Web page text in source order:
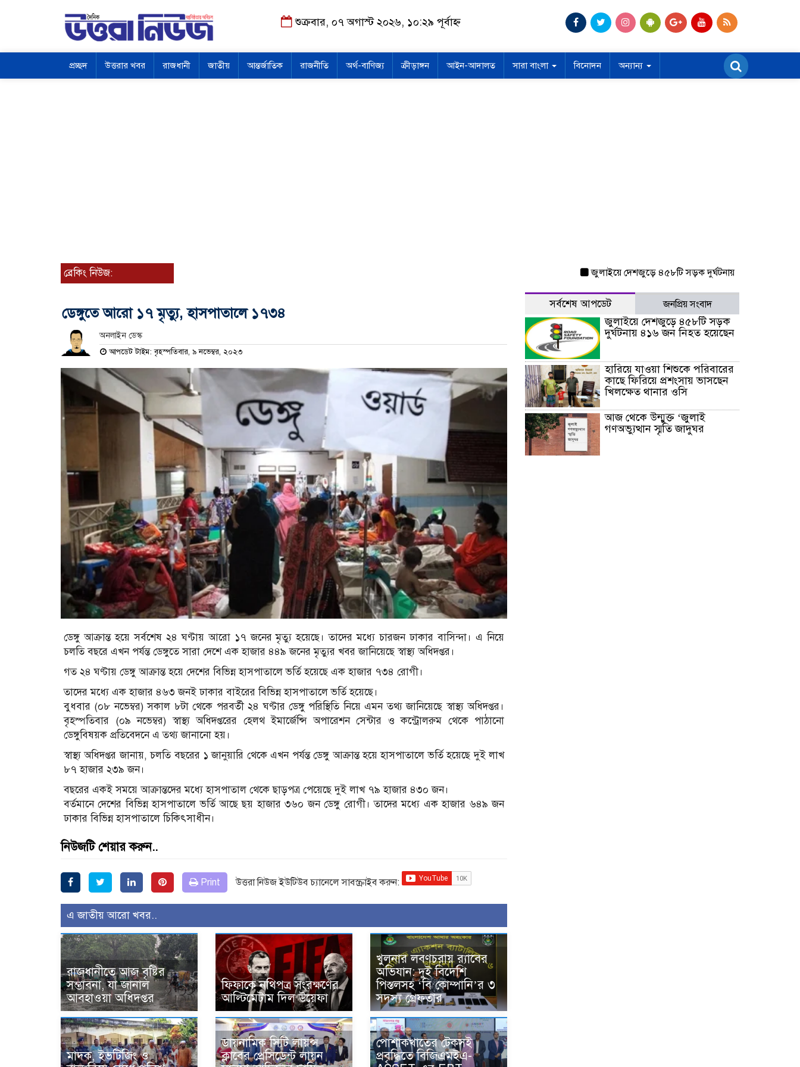
শুক্রবার, ০৭ অগাস্ট ২০২৬, ১০:২৯ পূর্বাহ্ন
প্রচ্ছদ উত্তরার খবর রাজধানী জাতীয় আন্তর্জাতিক রাজনীতি অর্থ-বাণিজ্য ক্রীড়াঙ্গন আইন-আদালত সারা বাংলা বিনোদন অন্যান্য
ব্রেকিং নিউজ: জুলাইয়ে দেশজুড়ে ৪৫৮টি সড়ক দুর্ঘটনায় ৪১৬ জন নিহত হয়েছেন
ডেঙ্গুতে আরো ১৭ মৃত্যু, হাসপাতালে ১৭৩৪
অনলাইন ডেস্ক
আপডেট টাইম: বৃহস্পতিবার, ৯ নভেম্বর, ২০২৩
ডেঙ্গু আক্রান্ত হয়ে সর্বশেষ ২৪ ঘণ্টায় আরো ১৭ জনের মৃত্যু হয়েছে। তাদের মধ্যে চারজন ঢাকার বাসিন্দা। এ নিয়ে
চলতি বছরে এখন পর্যন্ত ডেঙ্গুতে সারা দেশে এক হাজার ৪৪৯ জনের মৃত্যুর খবর জানিয়েছে স্বাস্থ্য অধিদপ্তর।
গত ২৪ ঘণ্টায় ডেঙ্গু আক্রান্ত হয়ে দেশের বিভিন্ন হাসপাতালে ভর্তি হয়েছে এক হাজার ৭৩৪ রোগী।
তাদের মধ্যে এক হাজার ৪৬৩ জনই ঢাকার বাইরের বিভিন্ন হাসপাতালে ভর্তি হয়েছে।
বুধবার (০৮ নভেম্বর) সকাল ৮টা থেকে পরবর্তী ২৪ ঘণ্টার ডেঙ্গু পরিস্থিতি নিয়ে এমন তথ্য জানিয়েছে স্বাস্থ্য অধিদপ্তর।
বৃহস্পতিবার (০৯ নভেম্বর) স্বাস্থ্য অধিদপ্তরের হেলথ ইমার্জেন্সি অপারেশন সেন্টার ও কন্ট্রোলরুম থেকে পাঠানো
ডেঙ্গুবিষয়ক প্রতিবেদনে এ তথ্য জানানো হয়।
স্বাস্থ্য অধিদপ্তর জানায়, চলতি বছরের ১ জানুয়ারি থেকে এখন পর্যন্ত ডেঙ্গু আক্রান্ত হয়ে হাসপাতালে ভর্তি হয়েছে দুই লাখ
৮৭ হাজার ২৩৯ জন।
বছরের একই সময়ে আক্রান্তদের মধ্যে হাসপাতাল থেকে ছাড়পত্র পেয়েছে দুই লাখ ৭৯ হাজার ৪৩০ জন।
বর্তমানে দেশের বিভিন্ন হাসপাতালে ভর্তি আছে ছয় হাজার ৩৬০ জন ডেঙ্গু রোগী। তাদের মধ্যে এক হাজার ৬৪৯ জন
ঢাকার বিভিন্ন হাসপাতালে চিকিৎসাধীন।
নিউজটি শেয়ার করুন..
Print উত্তরা নিউজ ইউটিউব চ্যানেলে সাবস্ক্রাইব করুন:
এ জাতীয় আরো খবর..
রাজধানীতে আজ বৃষ্টির
সম্ভাবনা, যা জানাল
আবহাওয়া অধিদপ্তর
ফিফাকে নথিপত্র সংরক্ষণের
আল্টিমেটাম দিল উয়েফা
খুলনার লবণচরায় র‍্যাবের
অভিযান: দুই বিদেশি
পিস্তলসহ ‘বি কোম্পানি’র ৩
সদস্য গ্রেফতার
মাদক, ইভটিজিং ও
ডায়নামিক সিটি লায়ন্স
ক্লাবের প্রেসিডেন্ট লায়ন
পোশাকখাতের টেকসই
প্রবৃদ্ধিতে বিজিএমইএ-
সর্বশেষ আপডেট জনপ্রিয় সংবাদ
জুলাইয়ে দেশজুড়ে ৪৫৮টি সড়ক
দুর্ঘটনায় ৪১৬ জন নিহত হয়েছেন
হারিয়ে যাওয়া শিশুকে পরিবারের
কাছে ফিরিয়ে প্রশংসায় ভাসছেন
খিলক্ষেত থানার ওসি
আজ থেকে উন্মুক্ত ‘জুলাই
গণঅভ্যুত্থান স্মৃতি জাদুঘর